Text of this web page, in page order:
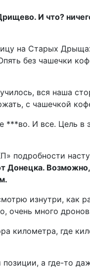
И что?
на Старых
без чашечки
вся наша
с чашечкой
***во. И все. Цель
подробности
Донецка.
изнутри, как
очень много
километра, где
а где-то